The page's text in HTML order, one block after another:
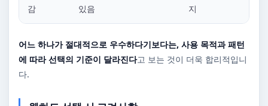
감
있음
지
어느 하나가 절대적으로 우수하다기보다는, 사용 목적과 패턴
에 따라 선택의 기준이 달라진다고 보는 것이 더욱 합리적입니
다.